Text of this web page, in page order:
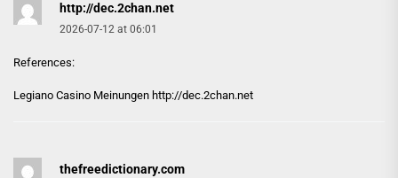
http://dec.2chan.net
2026-07-12 at 06:01
References:
Legiano Casino Meinungen http://dec.2chan.net
thefreedictionary.com